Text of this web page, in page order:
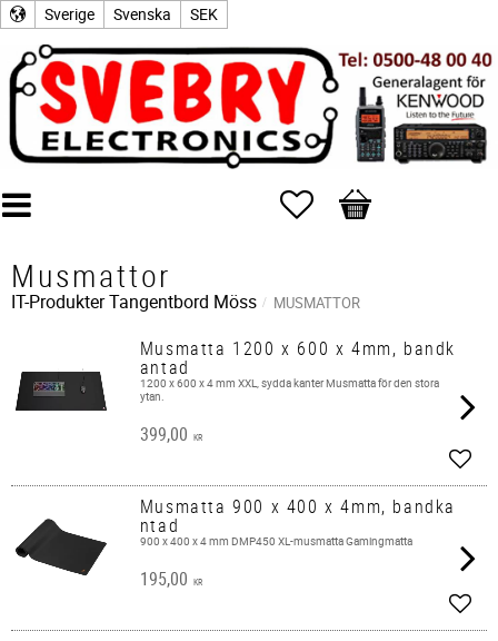
Sverige Svenska SEK
Favoriter
Kundvagn
Musmattor
IT-ProdukterTangentbord Möss MUSMATTOR
Musmatta 1200 x 600 x 4mm, bandk
antad
1200 x 600 x 4 mm XXL, sydda kanter Musmatta för den stora
ytan.
399,00 KR
Musmatta 900 x 400 x 4mm, bandka
ntad
900 x 400 x 4 mm DMP450 XL-musmatta Gamingmatta
195,00 KR